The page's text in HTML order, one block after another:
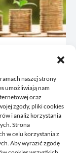
naszej strony
umożliwiają nam
oraz
zgody, pliki cookies
i analiz korzystania
Strona
w celu korzystania z
Aby wyrazić zgodę